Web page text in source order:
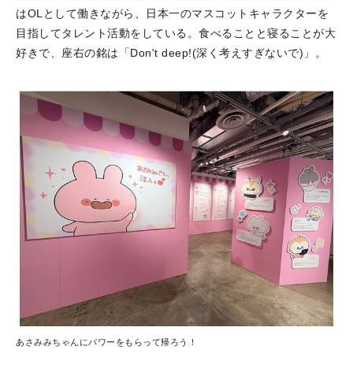
はOLとして働きながら、日本一のマスコットキャラクターを
目指してタレント活動をしている。食べることと寝ることが大
好きで、座右の銘は「Don't deep!(深く考えすぎないで)」。
あさみみちゃんにパワーをもらって帰ろう！